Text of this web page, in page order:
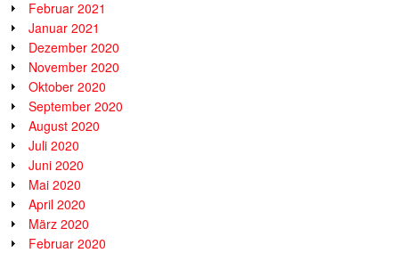
Februar 2021
Januar 2021
Dezember 2020
November 2020
Oktober 2020
September 2020
August 2020
Juli 2020
Juni 2020
Mai 2020
April 2020
März 2020
Februar 2020